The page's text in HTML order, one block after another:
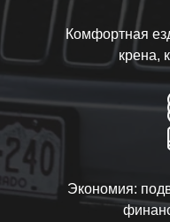
Комфортная
крена,
Экономия: